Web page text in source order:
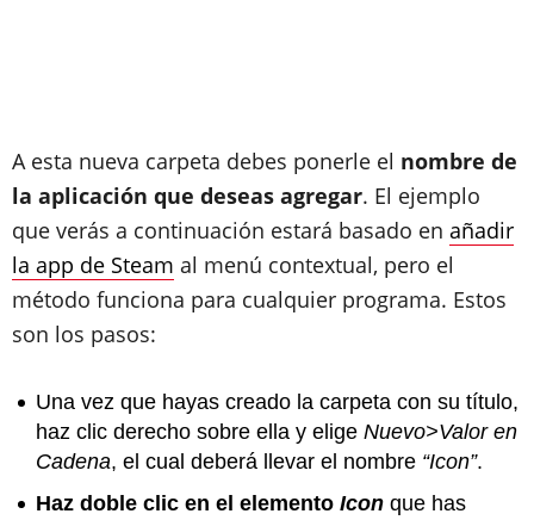
A esta nueva carpeta debes ponerle el nombre de
la aplicación que deseas agregar. El ejemplo
que verás a continuación estará basado en añadir
la app de Steam al menú contextual, pero el
método funciona para cualquier programa. Estos
son los pasos:
Una vez que hayas creado la carpeta con su título,
haz clic derecho sobre ella y elige Nuevo>Valor en
Cadena, el cual deberá llevar el nombre “Icon”.
Haz doble clic en el elemento Icon que has